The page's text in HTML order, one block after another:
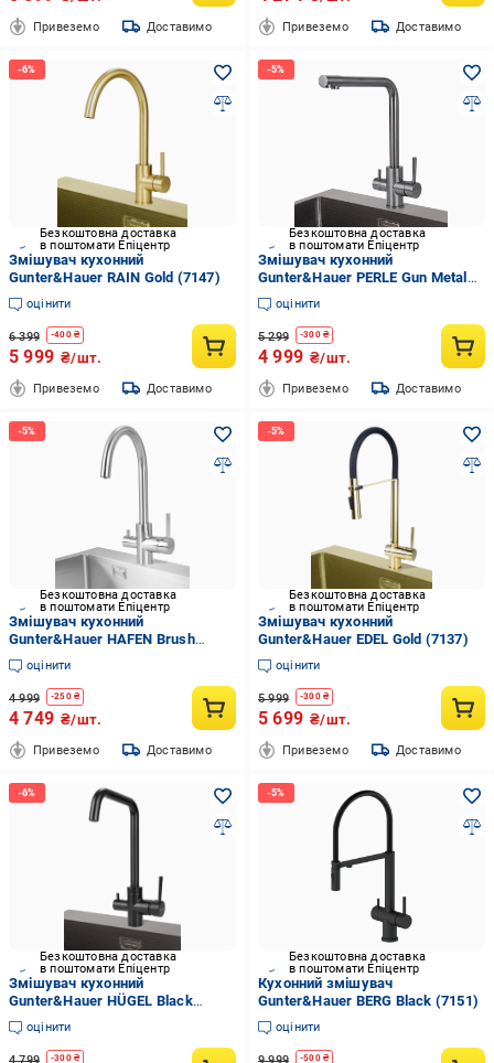
Привеземо Доставимо Привеземо Доставимо
Безкоштовна доставка
в поштомати Епіцентр
Змішувач кухонний
Gunter&Hauer RAIN Gold (7147)
оцінити
6 399 -400₴
5 999 ₴/шт.
Привеземо Доставимо
Безкоштовна доставка
в поштомати Епіцентр
Змішувач кухонний
Gunter&Hauer PERLE Gun Metal
(7146)
оцінити
5 299 -300₴
4 999 ₴/шт.
Привеземо Доставимо
Безкоштовна доставка
в поштомати Епіцентр
Змішувач кухонний
Gunter&Hauer HAFEN Brush
(7139)
оцінити
4 999 -250₴
4 749 ₴/шт.
Привеземо Доставимо
Безкоштовна доставка
в поштомати Епіцентр
Змішувач кухонний
Gunter&Hauer EDEL Gold (7137)
оцінити
5 999 -300₴
5 699 ₴/шт.
Привеземо Доставимо
Безкоштовна доставка
в поштомати Епіцентр
Змішувач кухонний
Gunter&Hauer HÜGEL Black
(7140)
оцінити
4 799 -300₴
Безкоштовна доставка
в поштомати Епіцентр
Кухонний змішувач
Gunter&Hauer BERG Black (7151)
оцінити
9 999 -500₴